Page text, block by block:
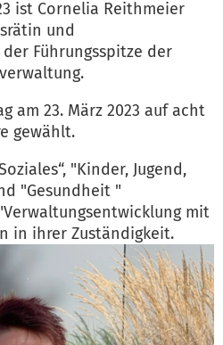
ist Cornelia Reithmeier
und
Führungsspitze der
am 23. März 2023 auf acht
gewählt.
"Kinder, Jugend,
"Gesundheit "
mit
in ihrer Zuständigkeit.